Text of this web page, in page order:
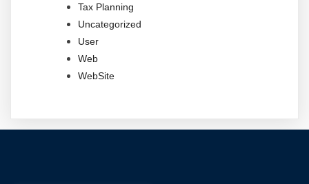
Tax Planning
Uncategorized
User
Web
WebSite